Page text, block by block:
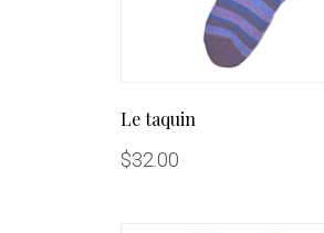
Le taquin
$32.00